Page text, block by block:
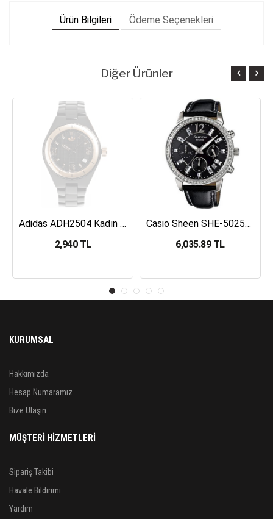
Ürün Bilgileri Ödeme Seçenekleri
Diğer Ürünler
Adidas ADH2504 Kadın Kol Saati
2,940 TL
Casio Sheen SHE-5025BL-1ADR Kadın Kol Saati
6,035.89 TL
KURUMSAL
Hakkımızda
Hesap Numaramız
Bize Ulaşın
MÜŞTERİ HİZMETLERİ
Sipariş Takibi
Havale Bildirimi
Yardım